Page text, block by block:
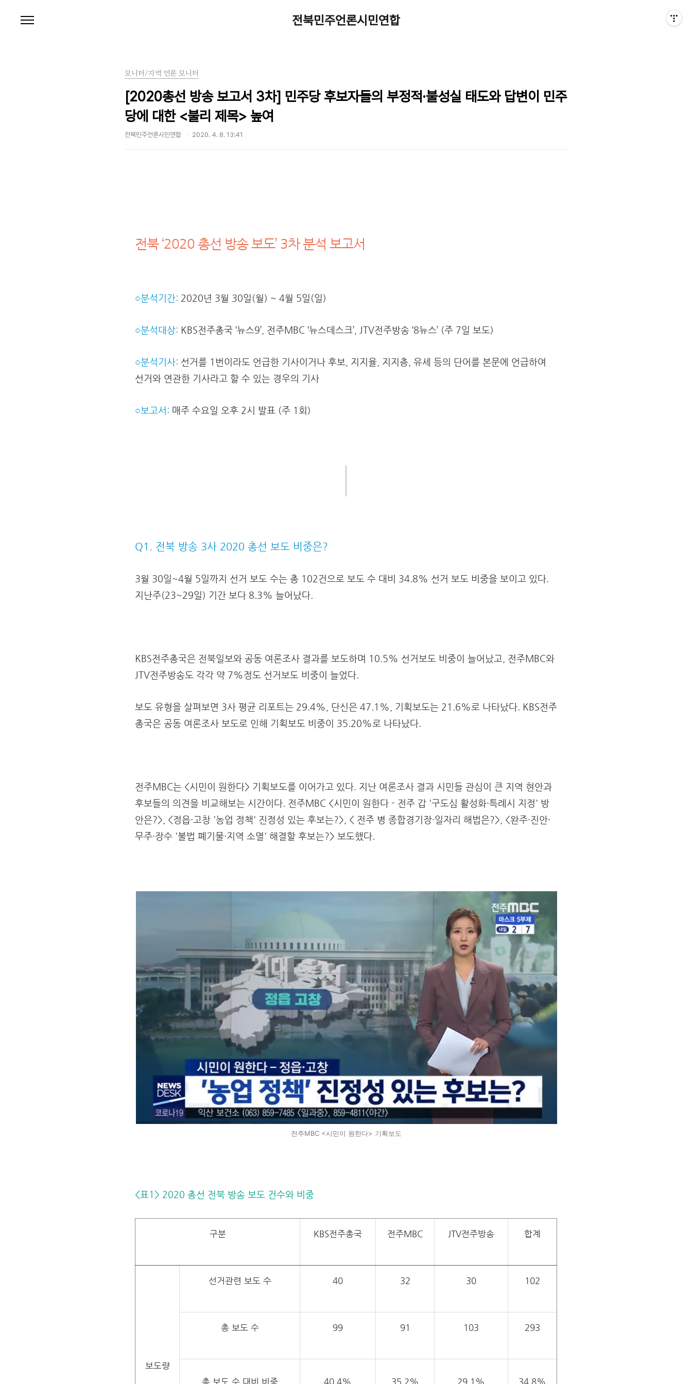
전북민주언론시민연합
모니터/지역 언론 모니터
[2020총선 방송 보고서 3차] 민주당 후보자들의 부정적·불성실 태도와 답변이 민주
당에 대한 <불리 제목> 높여
전북민주언론시민연합 2020. 4. 8. 13:41
전북 ‘2020 총선 방송 보도’ 3차 분석 보고서
○분석기간: 2020년 3월 30일(월) ~ 4월 5일(일)
○분석대상: KBS전주총국 ‘뉴스9’, 전주MBC ‘뉴스데스크’, JTV전주방송 ‘8뉴스’ (주 7일 보도)
○분석기사: 선거를 1번이라도 언급한 기사이거나 후보, 지지율, 지지층, 유세 등의 단어를 본문에 언급하여
선거와 연관한 기사라고 할 수 있는 경우의 기사
○보고서: 매주 수요일 오후 2시 발표 (주 1회)
Q1. 전북 방송 3사 2020 총선 보도 비중은?
3월 30일~4월 5일까지 선거 보도 수는 총 102건으로 보도 수 대비 34.8% 선거 보도 비중을 보이고 있다.
지난주(23~29일) 기간 보다 8.3% 늘어났다.
KBS전주총국은 전북일보와 공동 여론조사 결과를 보도하며 10.5% 선거보도 비중이 늘어났고, 전주MBC와
JTV전주방송도 각각 약 7%정도 선거보도 비중이 늘었다.
보도 유형을 살펴보면 3사 평균 리포트는 29.4%, 단신은 47.1%, 기획보도는 21.6%로 나타났다. KBS전주
총국은 공동 여론조사 보도로 인해 기획보도 비중이 35.20%로 나타났다.
전주MBC는 <시민이 원한다> 기획보도를 이어가고 있다. 지난 여론조사 결과 시민들 관심이 큰 지역 현안과
후보들의 의견을 비교해보는 시간이다. 전주MBC <시민이 원한다 - 전주 갑 '구도심 활성화·특례시 지정' 방
안은?>, <정읍·고창 '농업 정책' 진정성 있는 후보는?>, < 전주 병 종합경기장·일자리 해법은?>, <완주·진안·
무주·장수 '불법 폐기물·지역 소멸' 해결할 후보는?> 보도했다.
전주MBC <시민이 원한다> 기획보도
<표1> 2020 총선 전북 방송 보도 건수와 비중
구분 KBS전주총국 전주MBC JTV전주방송 합계
보도량
선거관련 보도 수 40 32 30 102
총 보도 수 99 91 103 293
총 보도 수 대비 비중 40.4% 35.2% 29.1% 34.8%